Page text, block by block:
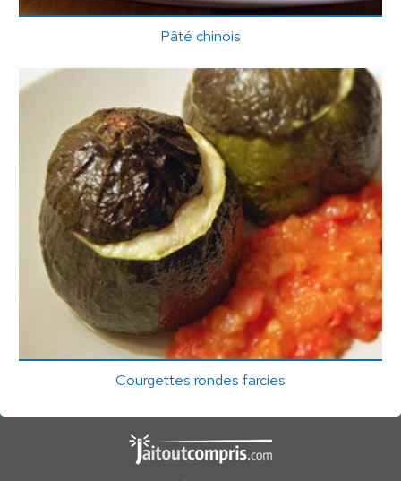
Pâté chinois
Courgettes rondes farcies